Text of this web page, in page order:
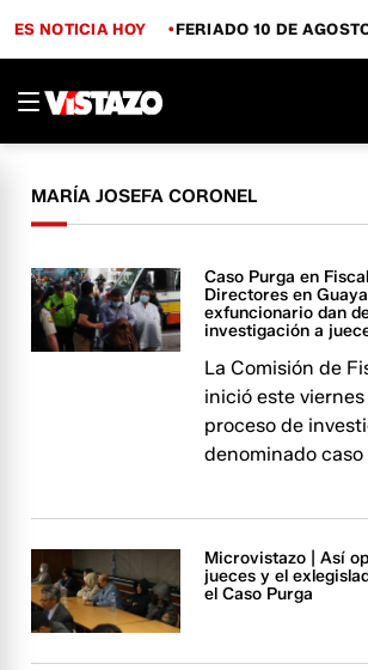
ES NOTICIA HOY FERIADO 10 DE
MARÍA JOSEFA CORONEL
Caso Purga en
Directores en
exfuncionario dan
investigación a
La Comisión de
inició este
proceso de
denominado caso
Microvistazo | Así
jueces y el
el Caso Purga